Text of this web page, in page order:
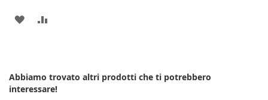
AGGIUNGI
DESIDERI
Abbiamo trovato altri prodotti che ti potrebbero
interessare!